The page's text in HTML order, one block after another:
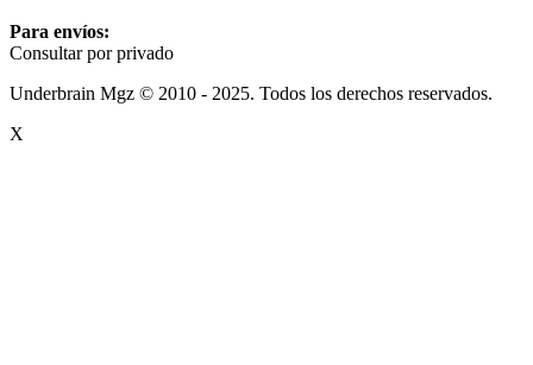
Para envíos:
Consultar por privado
Underbrain Mgz © 2010 - 2025. Todos los derechos reservados.
X